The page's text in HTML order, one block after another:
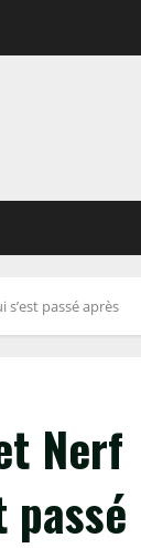
passé après
Nerf
passé